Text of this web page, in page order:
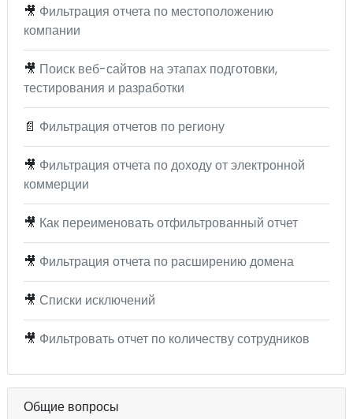
🎥 Фильтрация отчета по местоположению
компании
🎥 Поиск веб-сайтов на этапах подготовки,
тестирования и разработки
📄 Фильтрация отчетов по региону
🎥 Фильтрация отчета по доходу от электронной
коммерции
🎥 Как переименовать отфильтрованный отчет
🎥 Фильтрация отчета по расширению домена
🎥 Списки исключений
🎥 Фильтровать отчет по количеству сотрудников
Общие вопросы